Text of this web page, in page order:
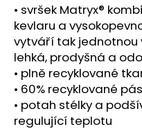
• svršek Matryx®
kevlaru a
vytváří tak jednotnou
lehká, prodyšná a
• plně recyklované
• 60% recyklované
• potah stélky a
regulující teplotu
m
e
BOTY
CRAFT
PURE
TRAIL
PRO